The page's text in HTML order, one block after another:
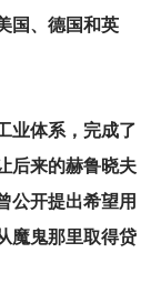
国、德国和英
业体系，完成了
后来的赫鲁晓夫
公开提出希望用
魔鬼那里取得贷